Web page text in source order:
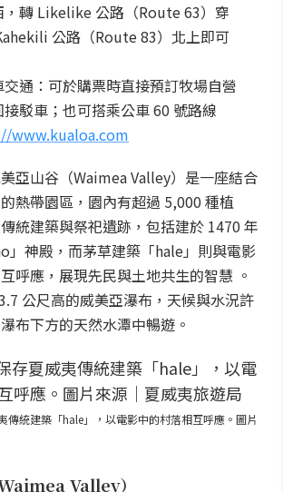
，轉 Likelike 公路（Route 63）穿
公路（Route 83）北上即可
通：可於購票時直接預訂牧場自營
駁車；也可搭乘公車 60 號路線
www.kualoa.com
亞山谷（Waimea Valley）是一座結合
熱帶園區，園內有超過 5,000 種植
統建築與祭祀遺跡，包括建於 1470 年
」神殿，而茅草建築「hale」則與電影
呼應，展現先民與土地共生的智慧 。
公尺高的威美亞瀑布，天候與水況許
布下方的天然水潭中暢遊。
傳統建築「hale」，以電影中的村落相互呼應。圖片
Valley）